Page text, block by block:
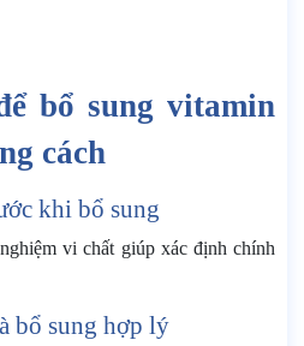
bổ sung vitamin
cách
khi bổ sung
vi chất giúp xác định chính
bổ sung hợp lý